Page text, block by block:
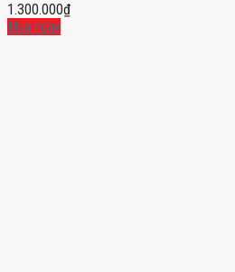
1.300.000₫
Mua ngay